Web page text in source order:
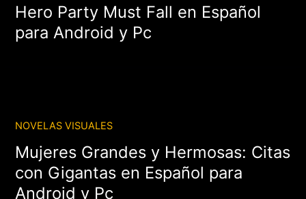
Hero Party Must Fall en Español
para Android y Pc
NOVELAS VISUALES
Mujeres Grandes y Hermosas: Citas
con Gigantas en Español para
Android y Pc